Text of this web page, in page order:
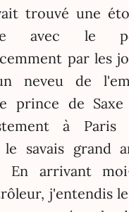
trouvé une
avec le
par les
neveu de
prince de
à Paris
le savais grand
En arrivant
j'entendis